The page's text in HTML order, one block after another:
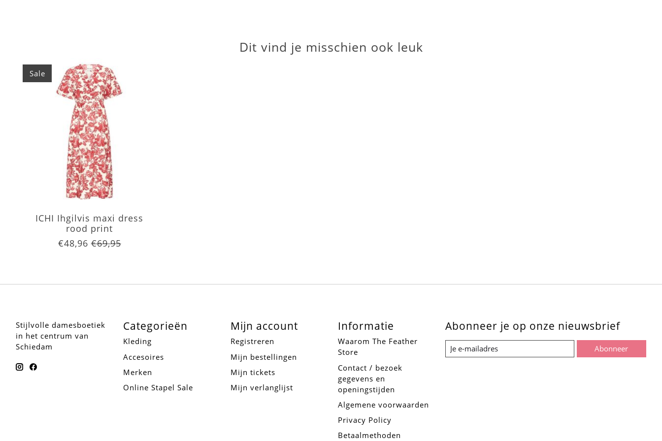
Dit vind je misschien ook leuk
Items van productcarrousel
Sale
ICHI Ihgilvis maxi dress
rood print
€48,96 €69,95
Stijlvolle damesboetiek
in het centrum van
Schiedam
Categorieën
Kleding
Accesoires
Merken
Online Stapel Sale
Mijn account
Registreren
Mijn bestellingen
Mijn tickets
Mijn verlanglijst
Informatie
Waarom The Feather
Store
Contact / bezoek
gegevens en
openingstijden
Algemene voorwaarden
Privacy Policy
Betaalmethoden
Abonneer je op onze nieuwsbrief
Abonneer